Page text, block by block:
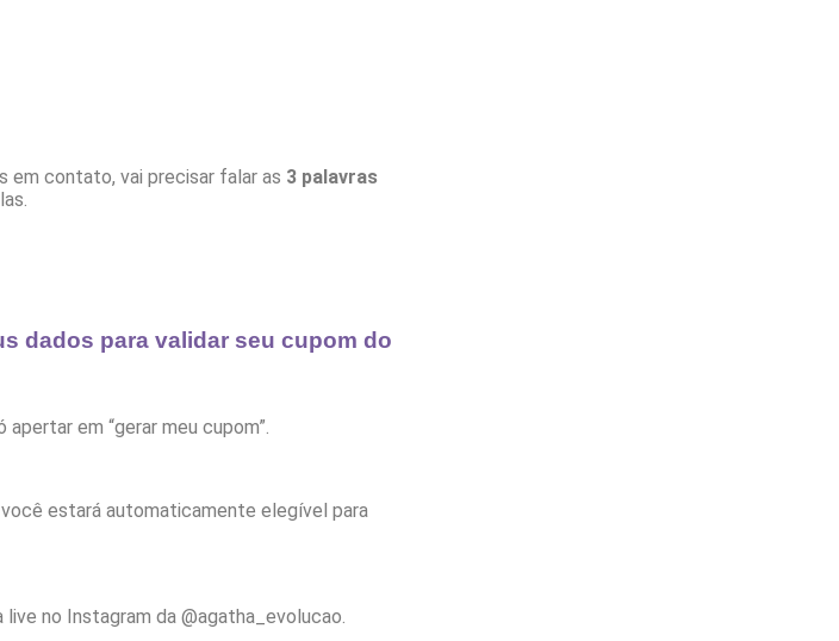
em contato, vai precisar falar as 3 palavras
dados para validar seu cupom do
em “gerar meu cupom”.
estará automaticamente elegível para
no Instagram da @agatha_evolucao.